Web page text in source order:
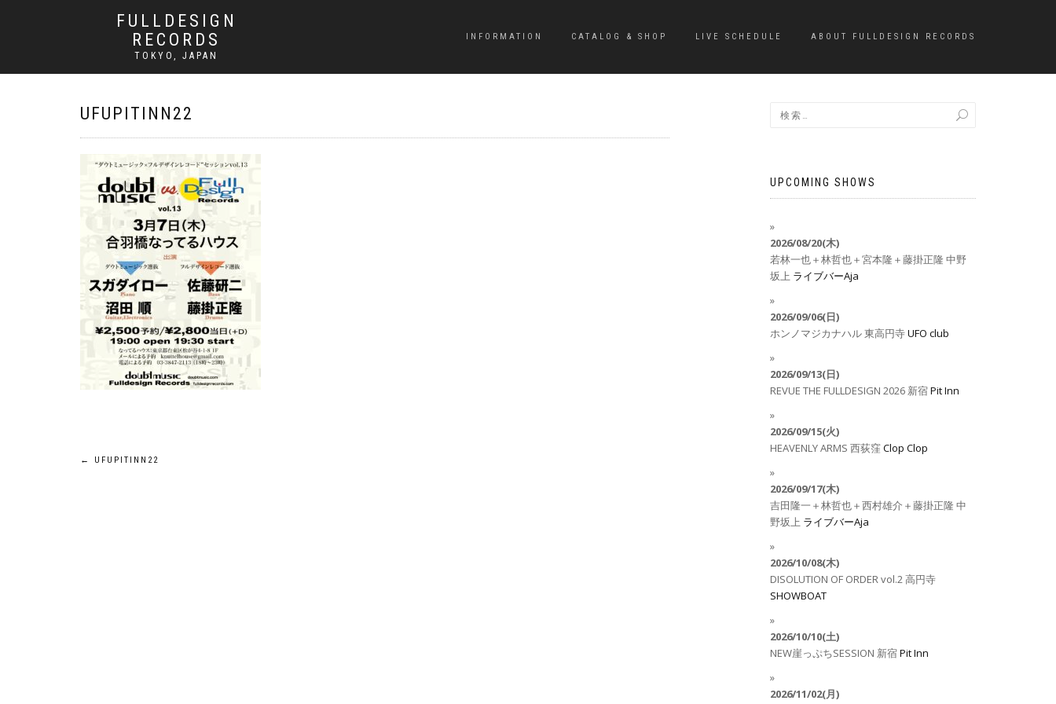
FULLDESIGN
RECORDS
TOKYO, JAPAN
INFORMATION CATALOG & SHOP LIVE SCHEDULE ABOUT FULLDESIGN RECORDS
UFUPITINN22
← UFUPITINN22
UPCOMING SHOWS
2026/08/20(木)
若林一也＋林哲也＋宮本隆＋藤掛正隆 中野
坂上 ライブバーAja
2026/09/06(日)
ホンノマジカナハル東高円寺UFO club
2026/09/13(日)
REVUE THE FULLDESIGN 2026 新宿Pit Inn
2026/09/15(火)
HEAVENLY ARMS 西荻窪Clop Clop
2026/09/17(木)
吉田隆一＋林哲也＋西村雄介＋藤掛正隆 中
野坂上 ライブバーAja
2026/10/08(木)
DISOLUTION OF ORDER vol.2高円寺
SHOWBOAT
2026/10/10(土)
NEW崖っぷちSESSION 新宿Pit Inn
2026/11/02(月)